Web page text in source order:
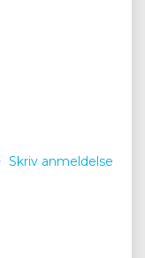
Skriv anmeldelse